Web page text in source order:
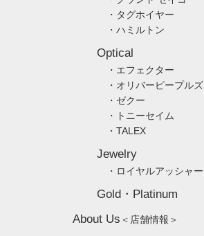
・タグホイヤー
・ハミルトン
Optical
・エフェクター
・オリバーピープルズ
・ゼクー
・トニーセイム
・TALEX
Jewelry
・ロイヤルアッシャー
Gold・Platinum
About Us ＜店舗情報＞